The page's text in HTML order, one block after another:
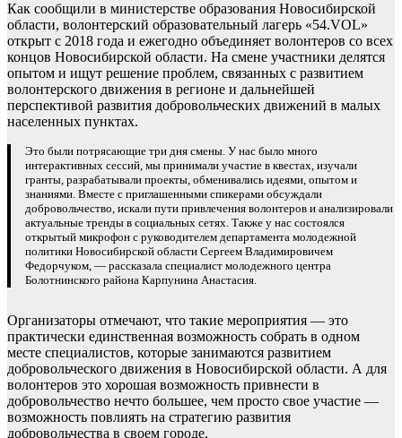
Как сообщили в министерстве образования Новосибирской
области, волонтерский образовательный лагерь «54.VOL»
открыт с 2018 года и ежегодно объединяет волонтеров со всех
концов Новосибирской области. На смене участники делятся
опытом и ищут решение проблем, связанных с развитием
волонтерского движения в регионе и дальнейшей
перспективой развития добровольческих движений в малых
населенных пунктах.
Это были потрясающие три дня смены. У нас было много
интерактивных сессий, мы принимали участие в квестах, изучали
гранты, разрабатывали проекты, обменивались идеями, опытом и
знаниями. Вместе с приглашенными спикерами обсуждали
добровольчество, искали пути привлечения волонтеров и анализировали
актуальные тренды в социальных сетях. Также у нас состоялся
открытый микрофон с руководителем департамента молодежной
политики Новосибирской области Сергеем Владимировичем
Федорчуком, — рассказала специалист молодежного центра
Болотнинского района Карпунина Анастасия.
Организаторы отмечают, что такие мероприятия — это
практически единственная возможность собрать в одном
месте специалистов, которые занимаются развитием
добровольческого движения в Новосибирской области. А для
волонтеров это хорошая возможность привнести в
добровольчество нечто большее, чем просто свое участие —
возможность повлиять на стратегию развития
добровольчества в своем городе.